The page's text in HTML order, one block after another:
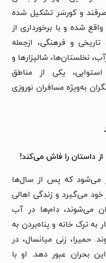
و کورسَر تشکیل شده
شده و با برخورداری از
تاریخی و فرهنگی، ازجمله
نخلستان‌ها، شالیزارها و
یکی از مناطق
به‌ویژه مسافران نوروزی
داستان را فاش می‌کند!
می‌شود که پس از سال‌ها
می‌گیرد و زندگی اهالی
می‌شوند، دام‌ها در آب
به ترک خانه و پناه‌بردن به
حمیرا، زنی میانسال، در
بحران عبور دهد. او با